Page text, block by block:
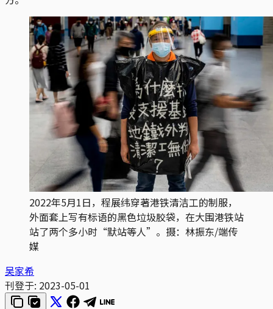
2022年5月1日，程展纬穿著港铁清洁工的制服，
外面套上写有标语的黑色垃圾胶袋，在大围港铁站
站了两个多小时“默站等人”。摄：林振东/端传
媒
吴家希
刊登于: 2023-05-01